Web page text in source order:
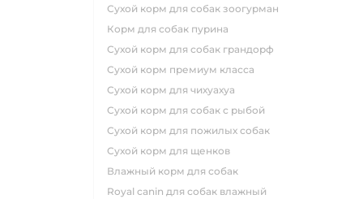
сухой корм для собак зоогурман
корм для собак пурина
сухой корм для собак грандорф
сухой корм премиум класса
сухой корм для чихуахуа
сухой корм для собак с рыбой
сухой корм для пожилых собак
сухой корм для щенков
влажный корм для собак
royal canin для собак влажный